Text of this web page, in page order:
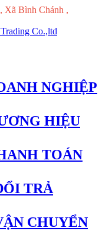
Xã Bình Chánh ,
NGHIỆP
HIỆU
TOÁN
TRẢ
CHUYỂN